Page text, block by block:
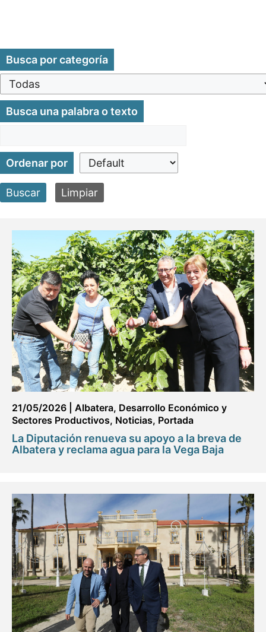
Busca por categoría
Busca una palabra o texto
Ordenar por
Buscar Limpiar
21/05/2026 Albatera, Desarrollo Económico y
Sectores Productivos, Noticias, Portada
La Diputación renueva su apoyo a la breva de
Albatera y reclama agua para la Vega Baja